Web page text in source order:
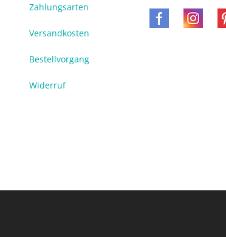
Zahlungsarten
Versandkosten
Bestellvorgang
Widerruf